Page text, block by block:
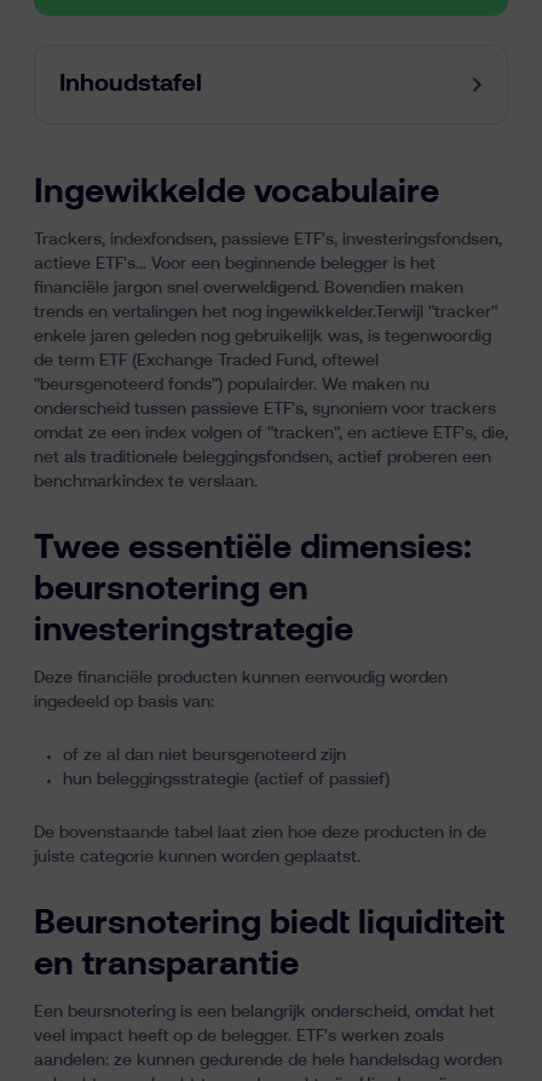
Inhoudstafel
Ingewikkelde vocabulaire
Trackers, indexfondsen, passieve ETF's, investeringsfondsen,
actieve ETF's... Voor een beginnende belegger is het
financiële jargon snel overweldigend. Bovendien maken
trends en vertalingen het nog ingewikkelder.Terwijl "tracker"
enkele jaren geleden nog gebruikelijk was, is tegenwoordig
de term ETF (Exchange Traded Fund, oftewel
"beursgenoteerd fonds") populairder. We maken nu
onderscheid tussen passieve ETF's, synoniem voor trackers
omdat ze een index volgen of "tracken", en actieve ETF's, die,
net als traditionele beleggingsfondsen, actief proberen een
benchmarkindex te verslaan.
Twee essentiële dimensies:
beursnotering en
investeringstrategie
Deze financiële producten kunnen eenvoudig worden
ingedeeld op basis van:
of ze al dan niet beursgenoteerd zijn
hun beleggingsstrategie (actief of passief)
De bovenstaande tabel laat zien hoe deze producten in de
juiste categorie kunnen worden geplaatst.
Beursnotering biedt liquiditeit
en transparantie
Een beursnotering is een belangrijk onderscheid, omdat het
veel impact heeft op de belegger. ETF's werken zoals
aandelen: ze kunnen gedurende de hele handelsdag worden